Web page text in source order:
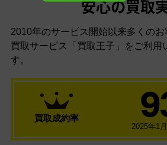
安心の買取
2010年のサービス開始以来多くのお
買取サービス「買取王子」をご利用
す。
買取成約率
2025年1